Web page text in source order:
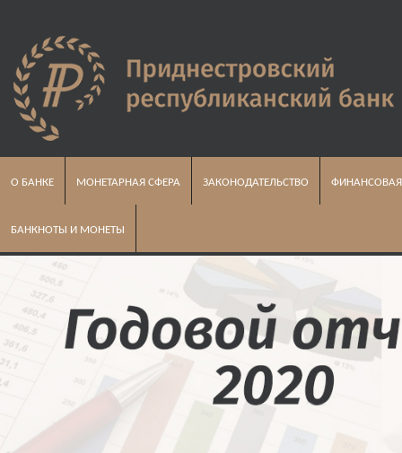
О БАНКЕ МОНЕТАРНАЯ СФЕРА ЗАКОНОДАТЕЛЬСТВО
БАНКНОТЫ И МОНЕТЫ